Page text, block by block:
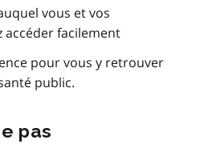
vous et vos
facilement
pour vous y retrouver
public.
pas